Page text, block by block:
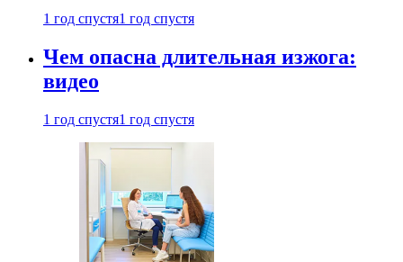
1 год спустя1 год спустя
Чем опасна длительная изжога:
видео
1 год спустя1 год спустя